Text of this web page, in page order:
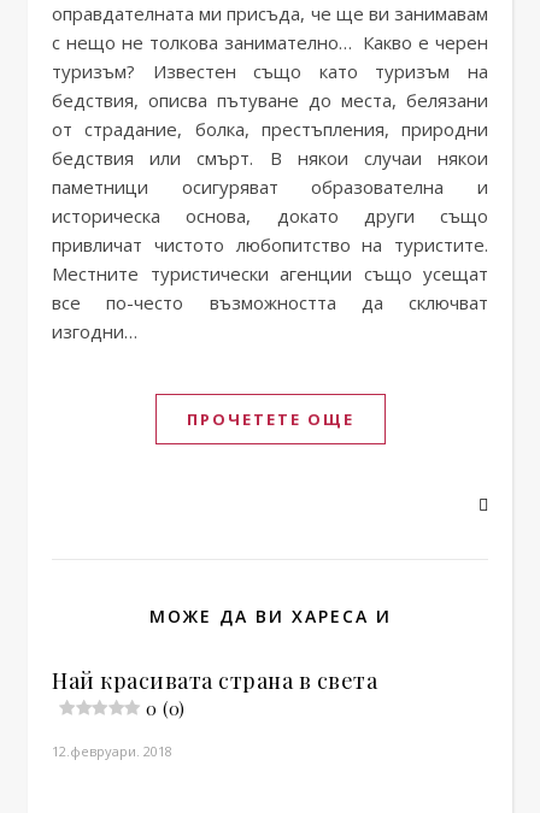
оправдателната ми присъда, че ще ви занимавам
с нещо не толкова занимателно… Какво е черен
туризъм? Известен също като туризъм на
бедствия, описва пътуване до места, белязани
от страдание, болка, престъпления, природни
бедствия или смърт. В някои случаи някои
паметници осигуряват образователна и
историческа основа, докато други също
привличат чистото любопитство на туристите.
Местните туристически агенции също усещат
все по-често възможността да сключват
изгодни…
ПРОЧЕТЕТЕ ОЩЕ
МОЖЕ ДА ВИ ХАРЕСА И
Най красивата страна в света
0 (0)
12.февруари. 2018